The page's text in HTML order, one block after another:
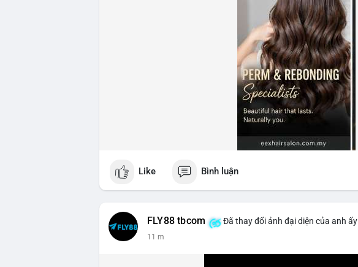
Like Bình luận
FLY88 tbcom Đã thay đổi ảnh đại diện của anh ấy
11 m